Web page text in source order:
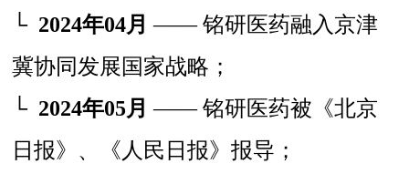
└ 2024年04月 —— 铭研医药融入京津
冀协同发展国家战略；
└ 2024年05月 —— 铭研医药被《北京
日报》、《人民日报》报导；